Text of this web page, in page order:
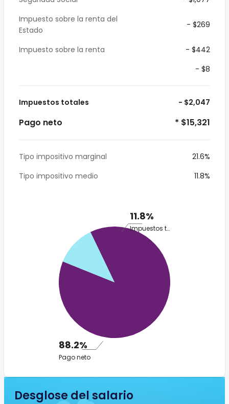
Impuesto sobre la renta del
Estado
- $269
Impuesto sobre la renta
- $442
- $8
Impuestos totales - $2,047
Pago neto * $15,321
Tipo impositivo marginal
21.6%
Tipo impositivo medio
11.8%
11.8%
Impuestos totales
88.2%
Pago neto
Desglose del salario